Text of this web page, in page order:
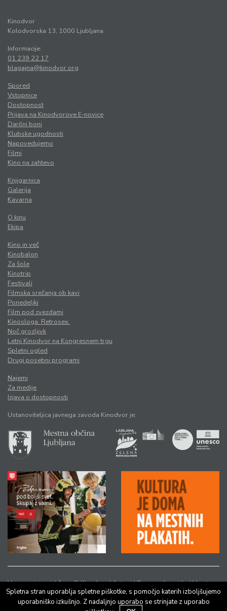
Kinodvor
Kolodvorska 13, 1000 Ljubljana
Informacije:
01 239 22 17
blagajna@kinodvor.org
Spored
Vstopnice
Dostopnost
Prijava na Kinodvorove E-novice
Darilni boni
Klubske ugodnosti
Napovedujemo
Filmi
Kino na zahtevo
Knjigarnica
Galerija
Kavarna
O kinu
Ekipa
Kino in več
Kinobalon
Za šole
Kinotrip
Festivali
Filmska srečanja ob kavi
Ponedeljki
Film pod zvezdami
Kinosloga. Retrosex.
Noč grozljivk
Letni Kinodvor na Kongresnem trgu
Spletni ogled
Drugi posebni programi
Najemi
Za medije
Izjava o dostopnosti
Ustanoviteljica javnega zavoda Kinodvor je:
Vse pravice pridržane © Kinodvor |Avtorji|Pravno obvestilo|Varstvo
osebnih podatkov
Spletna stran uporablja spletne piškotke, s pomočjo katerih izboljšujemo
uporabniško izkušnjo. Z nadaljnjo uporabo se strinjate z uporabo